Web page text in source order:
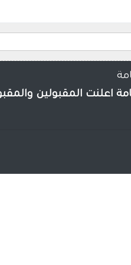
اعلنت المقبولين